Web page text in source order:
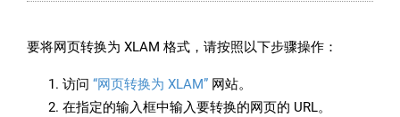
要将网页转换为 XLAM 格式，请按照以下步骤操作：
访问 “网页转换为 XLAM” 网站。
在指定的输入框中输入要转换的网页的 URL。